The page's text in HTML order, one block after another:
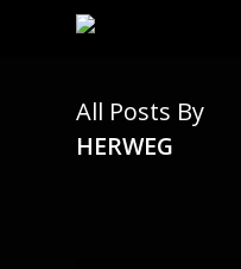
All Posts By
HERWEG